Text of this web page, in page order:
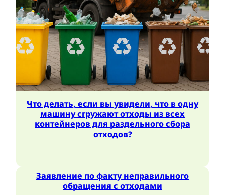
Что делать, если вы увидели, что в одну
машину сгружают отходы из всех
контейнеров для раздельного сбора
отходов?
Заявление по факту неправильного
обращения с отходами